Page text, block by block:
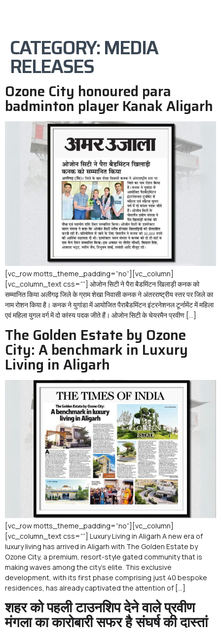
CATEGORY:MEDIA
RELEASES
Ozone City honoured para
badminton player Kanak Aligarh
[vc_row motts_theme_padding=”no”][vc_column]
[vc_column_text css=””] ओजोन सिटी ने पैरा बैडमिंटन खिलाड़ी कनक को
सम्मानित किया अलीगढ़ जिले के ग्राम शेखा निवासी कनक ने अंतरराष्ट्रीय स्तर पर जिले का
नाम रोशन किया है। कनक ने युगांडा में आयोजित पैराबैडमिंटन इंटरनेशनल टूर्नामेंट में महिला
एवं महिला युगल वर्ग में दो कांस्य पदक जीते हैं। ओजोन सिटी के चेयरमैन प्रवीण […]
The Golden Estate by Ozone
City: A benchmark in Luxury
Living in Aligarh
[vc_row motts_theme_padding=”no”][vc_column]
[vc_column_text css=””] Luxury Living in Aligarh A new era of
luxury living has arrived in Aligarh with The Golden Estate by
Ozone City, a premium, resort-style gated community that is
making waves among the city’s elite. This exclusive
development, with its first phase comprising just 40 bespoke
residences, has already captivated the attention of […]
शहर को पहली टाउनशिप देने वाले प्रवीण
मंगला का कारोबारी सफर है संघर्ष की दास्तां